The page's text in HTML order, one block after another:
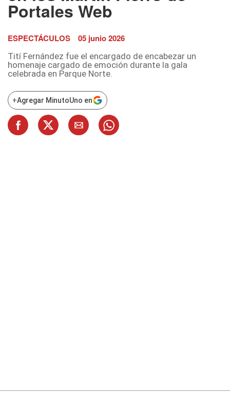
Portales Web
ESPECTÁCULOS 05 junio 2026
Tití Fernández fue el encargado de encabezar un
homenaje cargado de emoción durante la gala
celebrada en Parque Norte.
+Agregar MinutoUno en